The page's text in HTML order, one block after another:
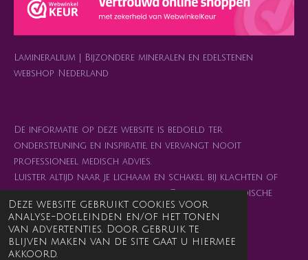
Deze website gebruikt cookies voor
analyse-doeleinden en/of het tonen
van advertenties. Door gebruik te
blijven maken van de site gaat u hiermee
akkoord.
r
a
p
p
e
s
Lamineralium | Bijzondere mineralen en edelstenen
webshop Nederland
De informatie op deze website is bedoeld ter
ondersteuning en inspiratie, en vervangt nooit
professioneel medisch advies.
Luister altijd naar je lichaam en schakel bij klachten of
twijfel je arts of behandelaar in. Zelfzorg en medische
zorg mogen elkaar juist versterken. 💜
Alle getoonde prijzen zijn incl. 21% btw